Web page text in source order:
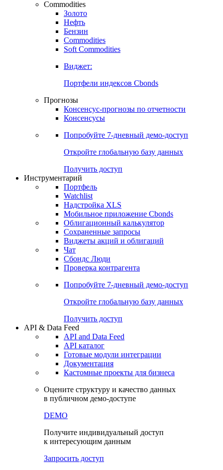
Commodities
Золото
Нефть
Бензин
Commodities
Soft Commodities
Виджет:
Портфели индексов Cbonds
Прогнозы
Консенсус-прогнозы по отчетности
Консенсусы
Попробуйте 7-дневный демо-доступ
Откройте глобальную базу данных
Получить доступ
Инструментарий
Портфель
Watchlist
Надстройка XLS
Мобильное приложение Cbonds
Облигационный калькулятор
Сохраненные запросы
Виджеты акций и облигаций
Чат
Сбондс Люди
Проверка контрагента
Попробуйте 7-дневный демо-доступ
Откройте глобальную базу данных
Получить доступ
API & Data Feed
API and Data Feed
API каталог
Готовые модули интеграции
Документация
Кастомные проекты для бизнеса
Оцените структуру и качество данных
в публичном демо-доступе
DEMO
Получите индивидуальный доступ
к интересующим данным
Запросить доступ